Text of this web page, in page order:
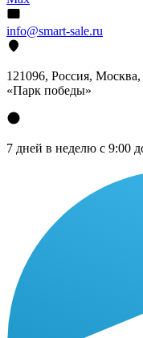
info@smart-sale.ru
121096, Россия,
«Парк победы»
7 дней в неделю с 9:00